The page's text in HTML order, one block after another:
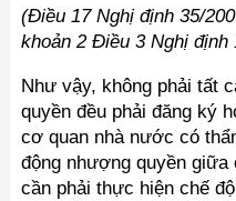
(Điều 17 Nghị định 35/
khoản 2 Điều 3 Nghị định
Như vậy, không phải tất
quyền đều phải đăng ký
cơ quan nhà nước có
động nhượng quyền
cần phải thực hiện chế